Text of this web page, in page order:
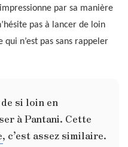
par sa manière
pas à lancer de loin
n’est pas sans rappeler
si loin en
à Pantani. Cette
c’est assez similaire.